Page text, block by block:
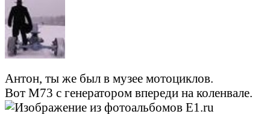
Антон, ты же был в музее мотоциклов.
Вот М73 с генератором впереди на коленвале.